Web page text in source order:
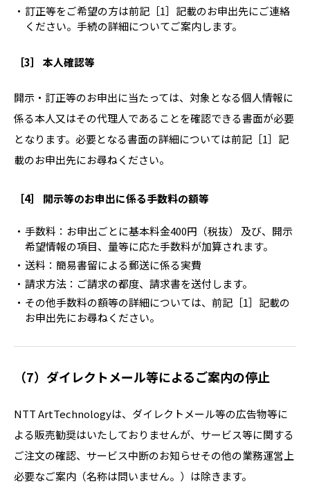
訂正等をご希望の方は前記［1］記載のお申出先にご連絡
ください。手続の詳細についてご案内します。
［3］ 本人確認等
開示・訂正等のお申出に当たっては、対象となる個人情報に
係る本人又はその代理人であることを確認できる書面が必要
となります。必要となる書面の詳細については前記［1］記
載のお申出先にお尋ねください。
［4］ 開示等のお申出に係る手数料の額等
手数料：お申出ごとに基本料金400円（税抜） 及び、開示
希望情報の項目、量等に応た手数料が加算されます。
送料：簡易書留による郵送に係る実費
請求方法：ご請求の都度、請求書を送付します。
その他手数料の額等の詳細については、前記［1］記載の
お申出先にお尋ねください。
（7）ダイレクトメール等によるご案内の停止
NTT ArtTechnologyは、ダイレクトメール等の広告物等に
よる販売勧奨はいたしておりませんが、サービス等に関する
ご注文の確認、サービス中断のお知らせその他の業務運営上
必要なご案内（名称は問いません。）は除きます。